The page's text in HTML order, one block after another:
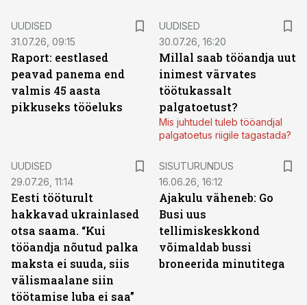
UUDISED
31.07.26, 09:15
Raport: eestlased
peavad panema end
valmis 45 aasta
pikkuseks tööeluks
UUDISED
30.07.26, 16:20
Millal saab tööandja uut
inimest värvates
töötukassalt
palgatoetust?
Mis juhtudel tuleb tööandjal
palgatoetus riigile tagastada?
UUDISED
29.07.26, 11:14
Eesti tööturult
hakkavad ukrainlased
otsa saama. “Kui
tööandja nõutud palka
maksta ei suuda, siis
välismaalane siin
töötamise luba ei saa”
SISUTURUNDUS
16.06.26, 16:12
Ajakulu väheneb: Go
Busi uus
tellimiskeskkond
võimaldab bussi
broneerida minutitega